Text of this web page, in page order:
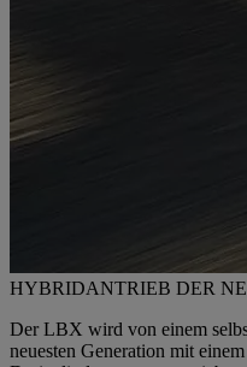
HYBRIDANTRIEB DER
Der LBX wird von einem
neuesten Generation mit